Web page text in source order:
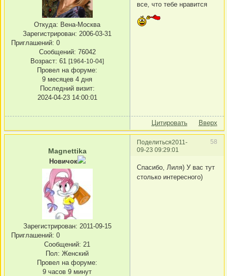
Откуда: Вена-Москва
Зарегистрирован: 2006-03-31
Приглашений: 0
Сообщений: 76042
Возраст: 61 [1964-10-04]
Провел на форуме:
9 месяцев 4 дня
Последний визит:
2024-04-23 14:00:01
все, что тебе нравится
Цитировать Вверх
Поделиться 58
2011-
09-23 09:29:01
Magnettika
Новичок
Зарегистрирован: 2011-09-15
Приглашений: 0
Сообщений: 21
Пол: Женский
Провел на форуме:
9 часов 9 минут
Спасибо, Лиля) У вас тут
столько интересного)